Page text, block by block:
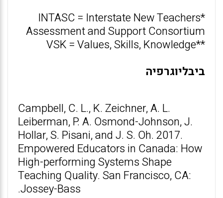
*INTASC = Interstate New Teachers
Assessment and Support Consortium
**VSK = Values, Skills, Knowledge
ביבליוגרפיה
Campbell, C. L., K. Zeichner, A. L.
Leiberman, P. A. Osmond-Johnson, J.
Hollar, S. Pisani, and J. S. Oh. 2017.
Empowered Educators in Canada: How
High-performing Systems Shape
Teaching Quality. San Francisco, CA:
Jossey-Bass.